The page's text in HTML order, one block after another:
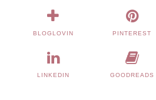
BLOGLOVIN PINTEREST
LINKEDIN GOODREADS